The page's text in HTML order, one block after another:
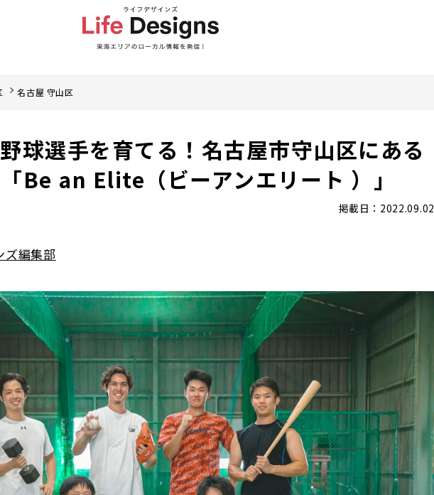
名古屋 守山区
球選手を育てる！名古屋市守山区にある
Be an Elite（ビーアンエリート ）」
掲載日：2022.09.02
ズ編集部